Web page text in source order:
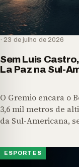
· 23 de julho de 2026
Sem Luis
La Paz na Sul-
O Gremio encara o
3,6 mil metros de
da Sul-Americana,
ESPORTES